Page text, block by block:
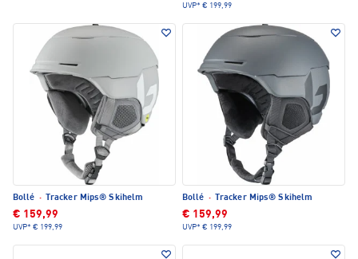
UVP* € 199,99
Bollé · Tracker Mips® Skihelm
€ 159,99
UVP* € 199,99
Bollé · Tracker Mips® Skihelm
€ 159,99
UVP* € 199,99